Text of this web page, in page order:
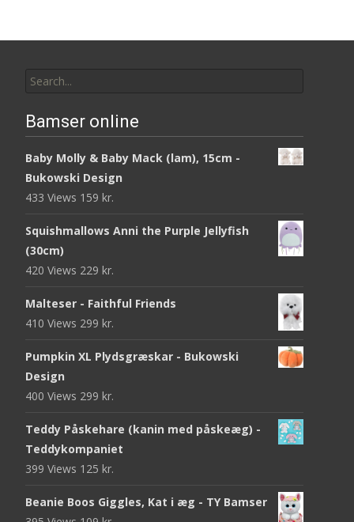
for:
Bamser online
Baby Molly & Baby Mack (lam), 15cm -
Bukowski Design
433 Views 159 kr.
Squishmallows Anni the Purple Jellyfish
(30cm)
420 Views 229 kr.
Malteser - Faithful Friends
410 Views 299 kr.
Pumpkin XL Plydsgræskar - Bukowski
Design
400 Views 299 kr.
Teddy Påskehare (kanin med påskeæg) -
Teddykompaniet
399 Views 125 kr.
Beanie Boos Giggles, Kat i æg - TY Bamser